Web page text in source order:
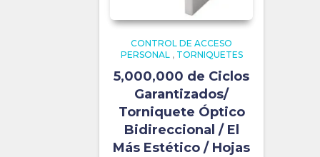
CONTROL DE ACCESO
PERSONAL, TORNIQUETES
5,000,000 de Ciclos
Garantizados/
Torniquete Óptico
Bidireccional / El
Más Estético / Hojas